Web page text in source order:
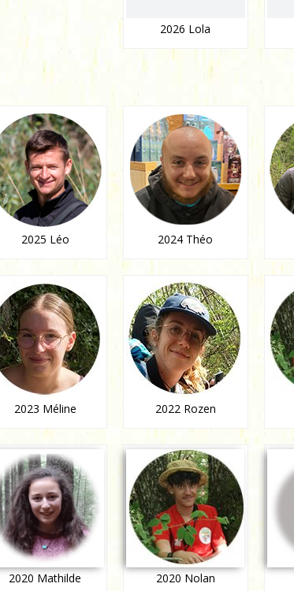
2026 Lola
2025 Léo 2024 Théo
2023 Méline 2022 Rozen
2020 Mathilde 2020 Nolan